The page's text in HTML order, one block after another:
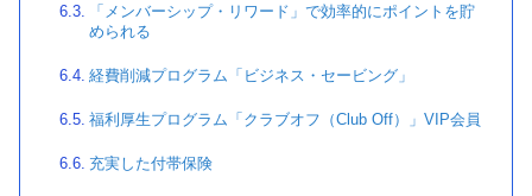
「メンバーシップ・リワード」で効率的にポイントを貯
められる
経費削減プログラム「ビジネス・セービング」
福利厚生プログラム「クラブオフ（Club Off）」VIP会員
充実した付帯保険